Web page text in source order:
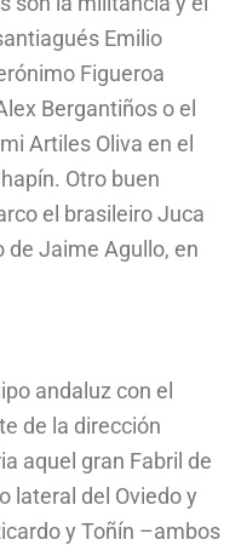
Emilio
Figueroa
Bergantiños o el
Artiles Oliva en el
Otro buen
el brasileiro Juca
de Jaime Agullo, en
andaluz con el
de la dirección
aquel gran Fabril de
lateral del Oviedo y
y Toñín –ambos